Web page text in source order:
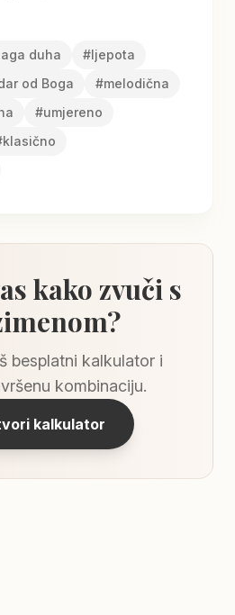
duha #ljepota
od Boga #melodična
#umjereno
klasično
kako zvuči s
besplatni kalkulator i
kombinaciju.
kalkulator